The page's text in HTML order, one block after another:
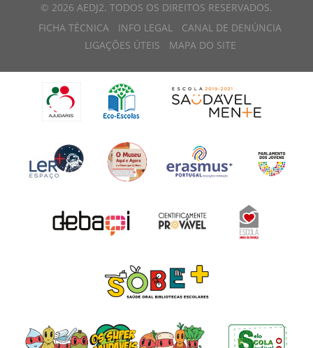
© 2026 AEDJ2. TODOS OS DIREITOS RESERVADOS.
FICHA TÉCNICA
INFO LEGAL
CANAL DE DENÚNCIA
LIGAÇÕES ÚTEIS
MAPA DO SITE